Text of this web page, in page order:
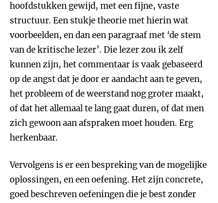
hoofdstukken gewijd, met een fijne, vaste
structuur. Een stukje theorie met hierin wat
voorbeelden, en dan een paragraaf met ‘de stem
van de kritische lezer’. Die lezer zou ik zelf
kunnen zijn, het commentaar is vaak gebaseerd
op de angst dat je door er aandacht aan te geven,
het probleem of de weerstand nog groter maakt,
of dat het allemaal te lang gaat duren, of dat men
zich gewoon aan afspraken moet houden. Erg
herkenbaar.
Vervolgens is er een bespreking van de mogelijke
oplossingen, en een oefening. Het zijn concrete,
goed beschreven oefeningen die je best zonder